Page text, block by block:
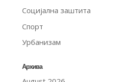
Социјална заштита
Спорт
Урбанизам
Архива